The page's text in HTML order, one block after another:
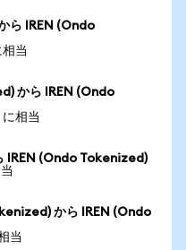
ら IREN (Ondo
当
から IREN (Ondo
に相当
IREN (Ondo Tokenized)
から IREN (Ondo
当